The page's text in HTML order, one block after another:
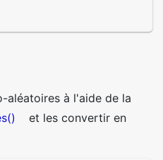
aléatoires à l'aide de la
et les convertir en